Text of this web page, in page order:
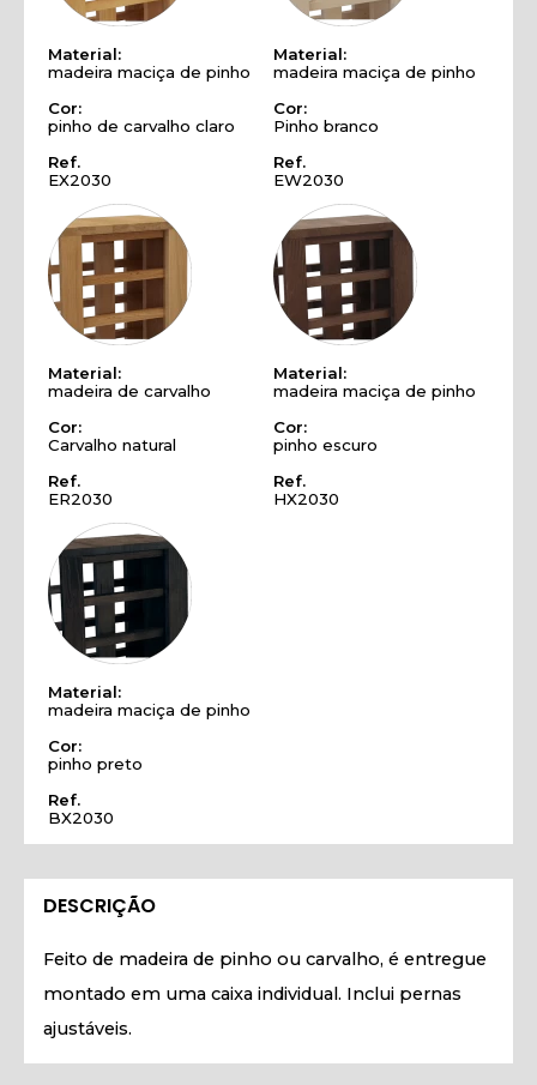
Material:
madeira maciça de pinho
Cor:
pinho de carvalho claro
Ref.
EX2030
Material:
madeira maciça de pinho
Cor:
Pinho branco
Ref.
EW2030
Material:
madeira de carvalho
Cor:
Carvalho natural
Ref.
ER2030
Material:
madeira maciça de pinho
Cor:
pinho escuro
Ref.
HX2030
Material:
madeira maciça de pinho
Cor:
pinho preto
Ref.
BX2030
DESCRIÇÃO
Feito de madeira de pinho ou carvalho, é entregue
montado em uma caixa individual. Inclui pernas
ajustáveis.